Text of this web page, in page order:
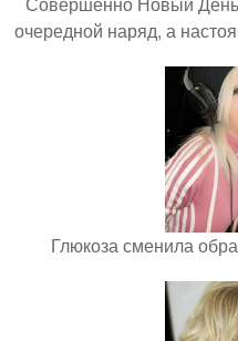
очередной наряд, а
Глюкоза сменила